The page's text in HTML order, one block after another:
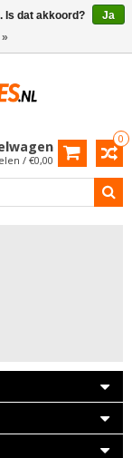
0
/ €0,00
Is dat akkoord?
Ja